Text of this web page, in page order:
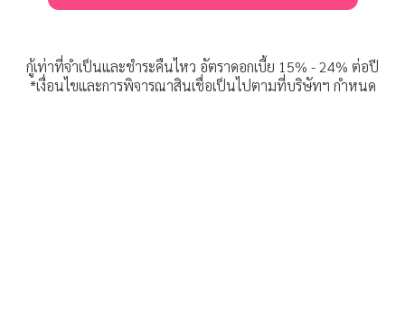
กู้เท่าที่จำเป็นและชำระคืนไหว อัตราดอกเบี้ย 15% - 24% ต่อปี
*เงื่อนไขและการพิจารณาสินเชื่อเป็นไปตามที่บริษัทฯ กำหนด